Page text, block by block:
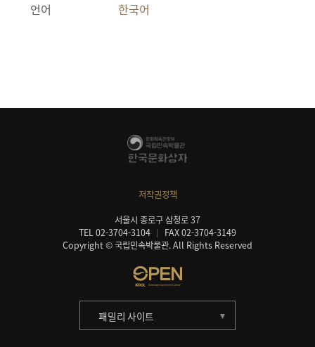
언어
한국어
저작권정책
서울시 종로구 삼청로 37
TEL 02-3704-3104
FAX 02-3704-3149
Copyright © 국립민속박물관. All Rights Reserved
패밀리 사이트